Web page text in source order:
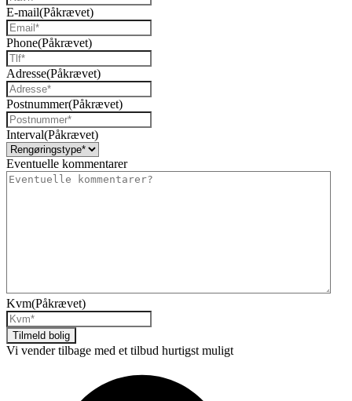
E-mail(Påkrævet)
Phone(Påkrævet)
Adresse(Påkrævet)
Postnummer(Påkrævet)
Interval(Påkrævet)
Eventuelle kommentarer
Kvm(Påkrævet)
Vi vender tilbage med et tilbud hurtigst muligt